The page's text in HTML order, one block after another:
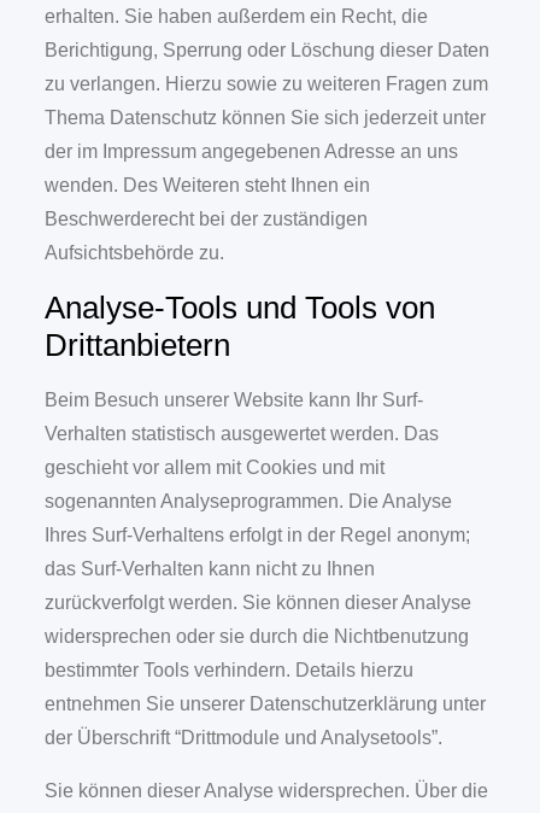
erhalten. Sie haben außerdem ein Recht, die
Berichtigung, Sperrung oder Löschung dieser Daten
zu verlangen. Hierzu sowie zu weiteren Fragen zum
Thema Datenschutz können Sie sich jederzeit unter
der im Impressum angegebenen Adresse an uns
wenden. Des Weiteren steht Ihnen ein
Beschwerderecht bei der zuständigen
Aufsichtsbehörde zu.
Analyse-Tools und Tools von
Drittanbietern
Beim Besuch unserer Website kann Ihr Surf-
Verhalten statistisch ausgewertet werden. Das
geschieht vor allem mit Cookies und mit
sogenannten Analyseprogrammen. Die Analyse
Ihres Surf-Verhaltens erfolgt in der Regel anonym;
das Surf-Verhalten kann nicht zu Ihnen
zurückverfolgt werden. Sie können dieser Analyse
widersprechen oder sie durch die Nichtbenutzung
bestimmter Tools verhindern. Details hierzu
entnehmen Sie unserer Datenschutzerklärung unter
der Überschrift “Drittmodule und Analysetools”.
Sie können dieser Analyse widersprechen. Über die